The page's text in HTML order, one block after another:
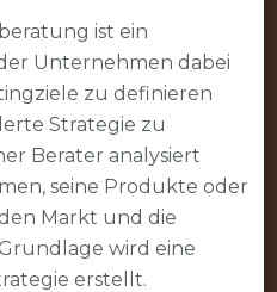
ist ein
Unternehmen dabei
zu definieren
Strategie zu
Berater analysiert
seine Produkte oder
Markt und die
wird eine
erstellt.